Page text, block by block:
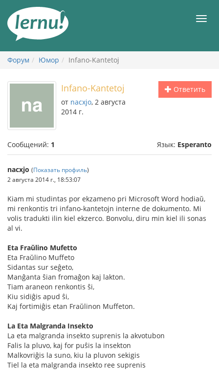
содержанию
Форум Юмор Infano-Kantetoj
Ответить
Infano-Kantetoj
от nacxjo, 2 августа
2014 г.
Сообщений: 1 Язык: Esperanto
nacxjo (Показать профиль)
2 августа 2014 г., 18:53:07
Kiam mi studintas por ekzameno pri Microsoft Word hodiaŭ,
mi renkontis tri infano-kantetojn interne de dokumento. Mi
volis tradukti ilin kiel ekzerco. Bonvolu, diru min kiel ili sonas
al vi.
Eta Fraŭlino Mufetto
Eta Fraŭlino Muffeto
Sidantas sur seĝeto,
Manĝanta ŝian fromaĝon kaj lakton.
Tiam araneon renkontis ŝi,
Kiu sidiĝis apud ŝi,
Kaj fortimiĝis etan Fraŭlinon Muffeton.
La Eta Malgranda Insekto
La eta malgranda insekto suprenis la akvotubon
Falis la pluvo, kaj for puŝis la insekton
Malkovriĝis la suno, kiu la pluvon sekigis
Tiel la eta malgranda insekto ree suprenis